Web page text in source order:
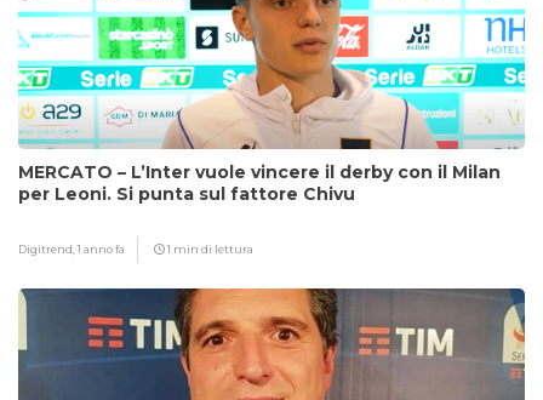
MERCATO – L’Inter vuole vincere il derby con il Milan
per Leoni. Si punta sul fattore Chivu
Digitrend,1 anno fa 1 min di lettura